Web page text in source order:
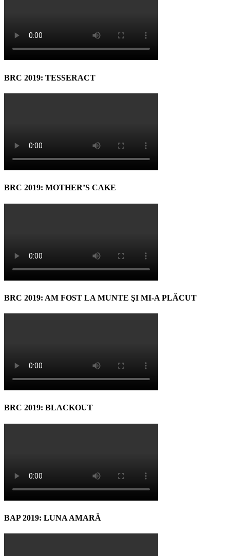
BRC 2019: TESSERACT
BRC 2019: MOTHER’S CAKE
BRC 2019: AM FOST LA MUNTE ŞI MI-A PLĂCUT
BRC 2019: BLACKOUT
BAP 2019: LUNA AMARĂ